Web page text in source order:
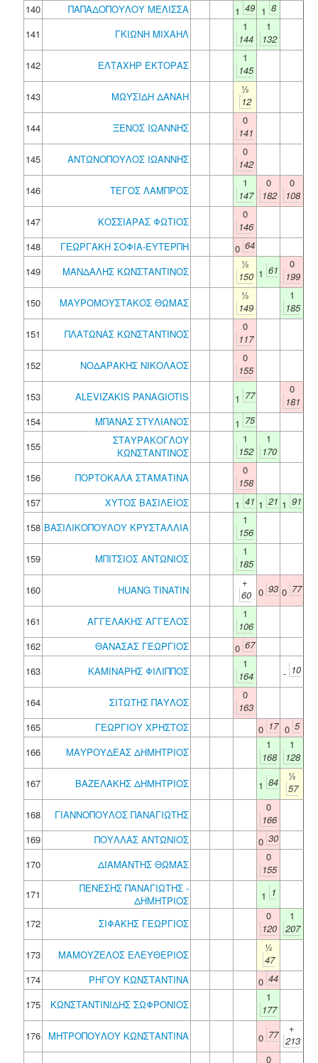
140 ΠΑΠΑΔΟΠΟΥΛΟΥ ΜΕΛΙΣΣΑ 1 49 1 8
141
ΓΚΙΩΝΗ ΜΙΧΑΗΛ
1
144
1
132
142
ΕΛΤΑΧΗΡ ΕΚΤΟΡΑΣ
1
145
143
ΜΩΥΣΙΔΗ ΔΑΝΑΗ
½
12
144
ΞΕΝΟΣ ΙΩΑΝΝΗΣ
0
141
145
ΑΝΤΩΝΟΠΟΥΛΟΣ ΙΩΑΝΝΗΣ
0
142
146
ΤΕΓΟΣ ΛΑΜΠΡΟΣ
1
147
0
182
0
108
147
ΚΟΣΣΙΑΡΑΣ ΦΩΤΙΟΣ
0
146
148
ΓΕΩΡΓΑΚΗ ΣΟΦΙΑ-ΕΥΤΕΡΠΗ 0 64
149
ΜΑΝΔΑΛΗΣ ΚΩΝΣΤΑΝΤΙΝΟΣ
½
150 1 61
0
199
150
ΜΑΥΡΟΜΟΥΣΤΑΚΟΣ ΘΩΜΑΣ
½
149
1
185
151
ΠΛΑΤΩΝΑΣ ΚΩΝΣΤΑΝΤΙΝΟΣ
0
117
152
ΝΟΔΑΡΑΚΗΣ ΝΙΚΟΛΑΟΣ
0
155
153
ALEVIZAKIS PANAGIOTIS 1 77
0
181
154
ΜΠΑΝΑΣ ΣΤΥΛΙΑΝΟΣ 1 75
155
ΣΤΑΥΡΑΚΟΓΛΟΥ
ΚΩΝΣΤΑΝΤΙΝΟΣ
1
152
1
170
156
ΠΟΡΤΟΚΑΛΑ ΣΤΑΜΑΤΙΝΑ
0
158
157
ΧΥΤΟΣ ΒΑΣΙΛΕΙΟΣ 1 41 1 21 1 91
158 ΒΑΣΙΛΙΚΟΠΟΥΛΟΥ ΚΡΥΣΤΑΛΛΙΑ
1
156
159
ΜΠΙΤΣΙΟΣ ΑΝΤΩΝΙΟΣ
1
185
160
HUANG TINATIN
+
60 0 93 0 77
161 ΑΓΓΕΛΑΚΗΣ ΑΓΓΕΛΟΣ
1
106
162
ΘΑΝΑΣΑΣ ΓΕΩΡΓΙΟΣ 0 67
163
ΚΑΜΙΝΑΡΗΣ ΦΙΛΙΠΠΟΣ
1
164
- 10
164 ΣΙΤΩΤΗΣ ΠΑΥΛΟΣ
0
163
165
ΓΕΩΡΓΙΟΥ ΧΡΗΣΤΟΣ 0 17 0 5
166
ΜΑΥΡΟΥΔΕΑΣ ΔΗΜΗΤΡΙΟΣ
1
168
1
128
167
ΒΑΖΕΛΑΚΗΣ ΔΗΜΗΤΡΙΟΣ 1 84
½
57
168
ΓΙΑΝΝΟΠΟΥΛΟΣ ΠΑΝΑΓΙΩΤΗΣ
0
166
169
ΠΟΥΛΛΑΣ ΑΝΤΩΝΙΟΣ 0 30
170
ΔΙΑΜΑΝΤΗΣ ΘΩΜΑΣ
0
155
171
ΠΕΝΕΣΗΣ ΠΑΝΑΓΙΩΤΗΣ -
ΔΗΜΗΤΡΙΟΣ
1 1
172 ΣΙΦΑΚΗΣ ΓΕΩΡΓΙΟΣ
0
120
1
207
173
ΜΑΜΟΥΖΕΛΟΣ ΕΛΕΥΘΕΡΙΟΣ
½
47
174
ΡΗΓΟΥ ΚΩΝΣΤΑΝΤΙΝΑ 0 44
175
ΚΩΝΣΤΑΝΤΙΝΙΔΗΣ ΣΩΦΡΟΝΙΟΣ
1
177
176
ΜΗΤΡΟΠΟΥΛΟΥ ΚΩΝΣΤΑΝΤΙΝΑ 0 77
+
213
0